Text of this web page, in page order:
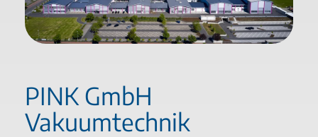
PINK GmbH
Vakuumtechnik